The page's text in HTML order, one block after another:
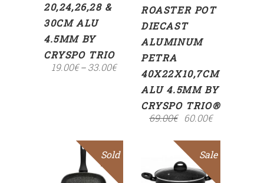
20,24,26,28 &
30CM ALU
4.5MM BY
CRYSPO TRIO
19.00€– 33.00€
ROASTER POT
DIECAST
ALUMINUM
PETRA
40X22X10,7CM
ALU 4.5MM BY
CRYSPO TRIO®
69.00€ 60.00€
Sale
Sold Sale
SELECT